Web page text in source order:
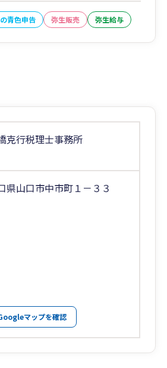
青色申告 弥生販売 弥生給与
克行税理士事務所
県山口市中市町１－３３
マップを確認